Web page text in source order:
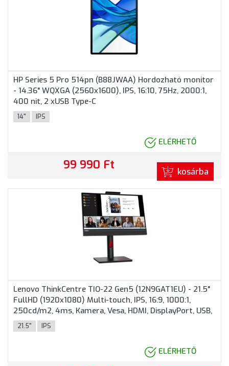
HP Series 5 Pro 514pn (B88JWAA) Hordozható monitor
- 14.36" WQXGA (2560x1600), IPS, 16:10, 75Hz, 2000:1,
400 nit, 2 xUSB Type-C
14" IPS
ELÉRHETŐ
99 990 Ft kosárba
Lenovo ThinkCentre TIO-22 Gen5 (12N9GAT1EU) - 21.5"
FullHD (1920x1080) Multi-touch, IPS, 16:9, 1000:1,
250cd/m2, 4ms, Kamera, Vesa, HDMI, DisplayPort, USB,
3 év garancia, Fekete színben
21.5" IPS
ELÉRHETŐ